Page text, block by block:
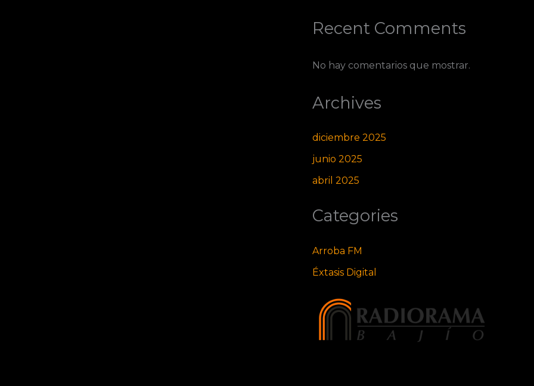
Recent Comments
No hay comentarios que mostrar.
Archives
diciembre 2025
junio 2025
abril 2025
Categories
Arroba FM
Éxtasis Digital